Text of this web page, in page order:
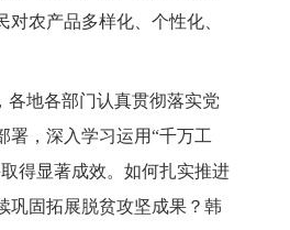
对农产品多样化、个性化、
各地各部门认真贯彻落实党
署，深入学习运用“千万工
得显著成效。如何扎实推进
巩固拓展脱贫攻坚成果？韩